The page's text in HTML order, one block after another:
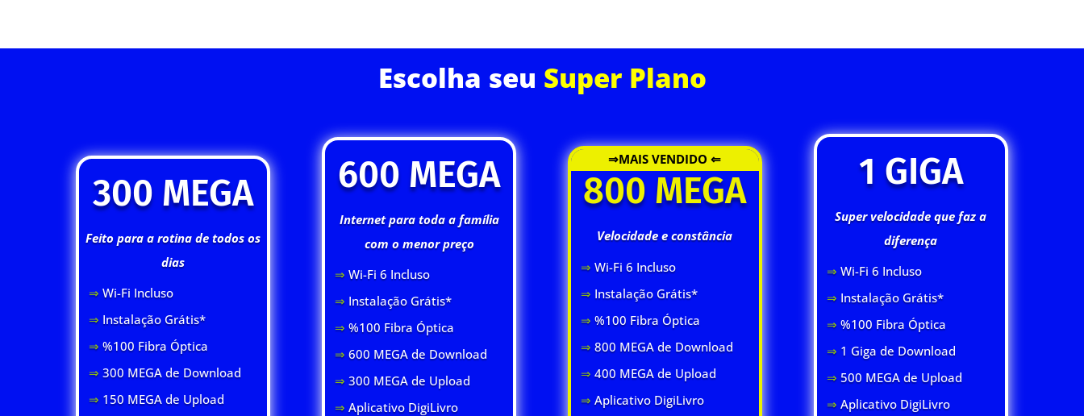
Escolha seu Super Plano
300 MEGA
Feito para a rotina de todos os
dias
⇒ Wi-Fi Incluso
⇒ Instalação Grátis*
⇒ %100 Fibra Óptica
⇒ 300 MEGA de Download
⇒ 150 MEGA de Upload
600 MEGA
Internet para toda a família
com o menor preço
⇒ Wi-Fi 6 Incluso
⇒ Instalação Grátis*
⇒ %100 Fibra Óptica
⇒ 600 MEGA de Download
⇒ 300 MEGA de Upload
⇒ Aplicativo DigiLivro
⇒MAIS VENDIDO ⇐
800 MEGA
Velocidade e constância
⇒ Wi-Fi 6 Incluso
⇒ Instalação Grátis*
⇒ %100 Fibra Óptica
⇒ 800 MEGA de Download
⇒ 400 MEGA de Upload
⇒ Aplicativo DigiLivro
1 GIGA
Super velocidade que faz a
diferença
⇒ Wi-Fi 6 Incluso
⇒ Instalação Grátis*
⇒ %100 Fibra Óptica
⇒ 1 Giga de Download
⇒ 500 MEGA de Upload
⇒ Aplicativo DigiLivro